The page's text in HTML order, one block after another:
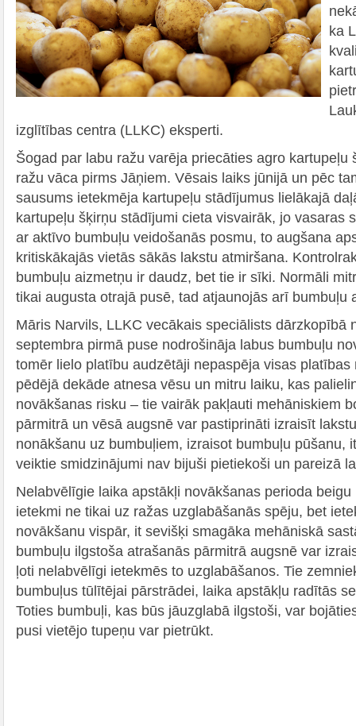
ka
izglītības centra (LLKC) eksperti.
Šogad par labu ražu varēja priecāties agro kartupeļu
ražu vāca pirms Jāņiem. Vēsais laiks jūnijā un pēc
sausums ietekmēja kartupeļu stādījumus lielākajā
kartupeļu šķirņu stādījumi cieta visvairāk, jo vasaras
ar aktīvo bumbuļu veidošanās posmu, to augšana
kritiskākajās vietās sākās lakstu atmiršana.
bumbuļu aizmetņu ir daudz, bet tie ir sīki. Normāli
tikai augusta otrajā pusē, tad atjaunojās arī bumbuļu
Māris Narvils, LLKC vecākais speciālists dārzkopībā
septembra pirmā puse nodrošināja labus bumbuļu
tomēr lielo platību audzētāji nepaspēja visas platības
pēdējā dekāde atnesa vēsu un mitru laiku, kas
novākšanas risku – tie vairāk pakļauti mehāniskiem
pārmitrā un vēsā augsnē var pastiprināti izraisīt
nonākšanu uz bumbuļiem, izraisot bumbuļu pūšanu,
veiktie smidzinājumi nav bijuši pietiekoši un pareizā
Nelabvēlīgie laika apstākļi novākšanas perioda
ietekmi ne tikai uz ražas uzglabāšanās spēju, bet
novākšanu vispār, it sevišķi smagāka mehāniskā
bumbuļu ilgstoša atrašanās pārmitrā augsnē var
ļoti nelabvēlīgi ietekmēs to uzglabāšanos. Tie
bumbuļus tūlītējai pārstrādei, laika apstākļu radītās
Toties bumbuļi, kas būs jāuzglabā ilgstoši, var
pusi vietējo tupeņu var pietrūkt.